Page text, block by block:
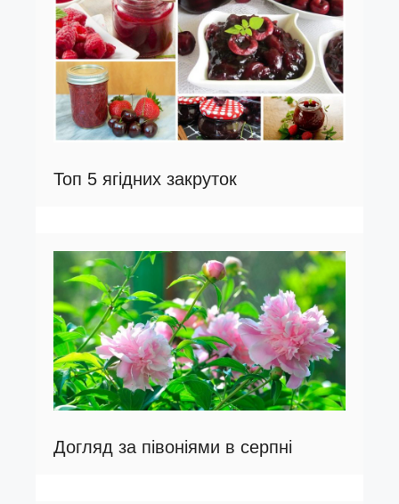
Топ 5 ягідних закруток
Догляд за півоніями в серпні